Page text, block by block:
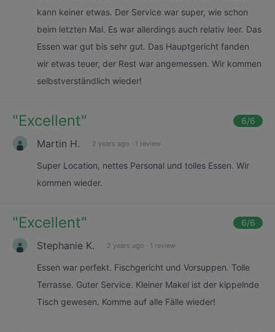
kann keiner etwas. Der Service war super, wie schon
beim letzten Mal. Es war allerdings auch relativ leer. Das
Essen war gut bis sehr gut. Das Hauptgericht fanden
wir etwas teuer, der Rest war angemessen. Wir kommen
selbstverständlich wieder!
"Excellent" 6/6
Martin H. 2 years ago · 1 review
Super Location, nettes Personal und tolles Essen. Wir
kommen wieder.
"Excellent" 6/6
Stephanie K. 2 years ago · 1 review
Essen war perfekt. Fischgericht und Vorsuppen. Tolle
Terrasse. Guter Service. Kleiner Makel ist der kippelnde
Tisch gewesen. Komme auf alle Fälle wieder!